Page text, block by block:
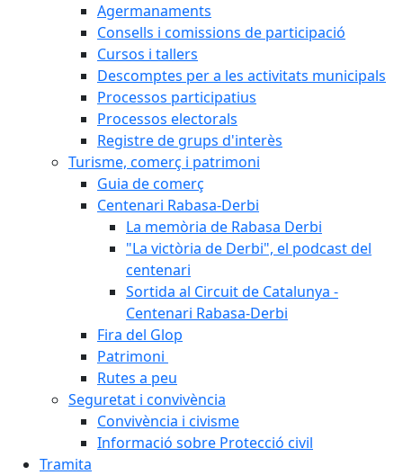
Agermanaments
Consells i comissions de participació
Cursos i tallers
Descomptes per a les activitats municipals
Processos participatius
Processos electorals
Registre de grups d'interès
Turisme, comerç i patrimoni
Guia de comerç
Centenari Rabasa-Derbi
La memòria de Rabasa Derbi
"La victòria de Derbi", el podcast del
centenari
Sortida al Circuit de Catalunya -
Centenari Rabasa-Derbi
Fira del Glop
Patrimoni
Rutes a peu
Seguretat i convivència
Convivència i civisme
Informació sobre Protecció civil
Tramita